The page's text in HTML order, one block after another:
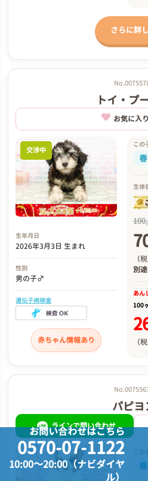
さらに詳
トイ・プ
お気に入
交渉中
生年月日
2026年3月3日 生まれ
性別
男の子♂
遺伝子病検査
赤ちゃん情報あり
この
生体
（
別
あん
100
（
パピヨ
ラインで問い合わせ
こ
お問い合わせはこちら
0570-07-1122
10:00～20:00（ナビダイヤ
ル）